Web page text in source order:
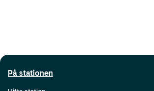
På stationen